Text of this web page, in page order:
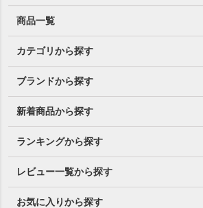
商品一覧
カテゴリから探す
ブランドから探す
新着商品から探す
ランキングから探す
レビュー一覧から探す
お気に入りから探す